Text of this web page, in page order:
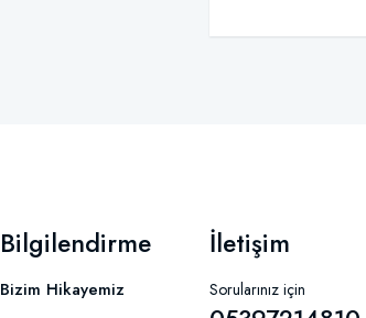
Bilgilendirme
Bizim Hikayemiz
İletişim
Sorularınız için